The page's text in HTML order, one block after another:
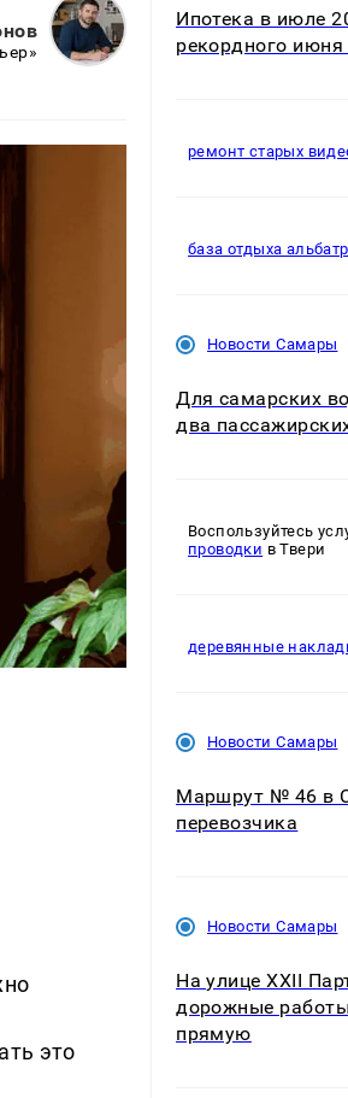
это
Ипотека в июле
рекордного июня
ремонт старых
база отдыха
Новости Самары
Для самарских
два
Воспользуйтесь
проводки в Твери
деревянные
Новости Самары
Маршрут № 46 в
перевозчика
Новости Самары
На улице XXII
дорожные
прямую